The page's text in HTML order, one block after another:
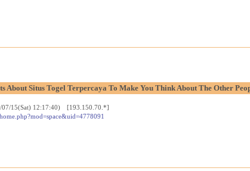
About Situs Togel Terpercaya To Make You Think About The Other
07/15(Sat) 12:17:40) [193.150.70.*]